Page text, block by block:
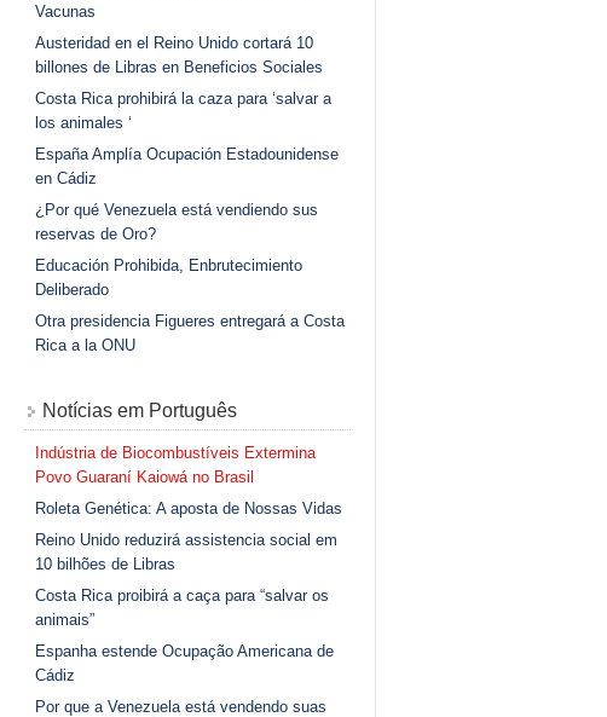
Vacunas
Austeridad en el Reino Unido cortará 10
billones de Libras en Beneficios Sociales
Costa Rica prohibirá la caza para ‘salvar a
los animales ‘
España Amplía Ocupación Estadounidense
en Cádiz
¿Por qué Venezuela está vendiendo sus
reservas de Oro?
Educación Prohibida, Enbrutecimiento
Deliberado
Otra presidencia Figueres entregará a Costa
Rica a la ONU
Notícias em Português
Indústria de Biocombustíveis Extermina
Povo Guaraní Kaiowá no Brasil
Roleta Genética: A aposta de Nossas Vidas
Reino Unido reduzirá assistencia social em
10 bilhões de Libras
Costa Rica proibirá a caça para “salvar os
animais”
Espanha estende Ocupação Americana de
Cádiz
Por que a Venezuela está vendendo suas